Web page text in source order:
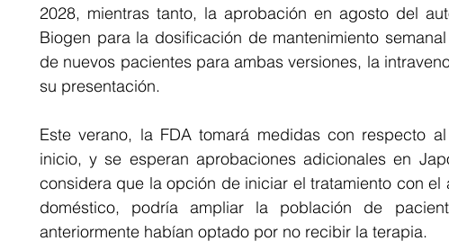
2028, mientras tanto, la aprobación en agosto del
Biogen para la dosificación de mantenimiento
de nuevos pacientes para ambas versiones, la
su presentación.
Este verano, la FDA tomará medidas con respecto
inicio, y se esperan aprobaciones adicionales en
considera que la opción de iniciar el tratamiento con
doméstico, podría ampliar la población de
anteriormente habían optado por no recibir la terapia.